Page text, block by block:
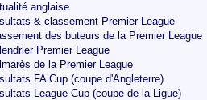
anglaise
& classement Premier League
des buteurs de la Premier League
Premier League
de la Premier League
FA Cup (coupe d'Angleterre)
League Cup (coupe de la Ligue)